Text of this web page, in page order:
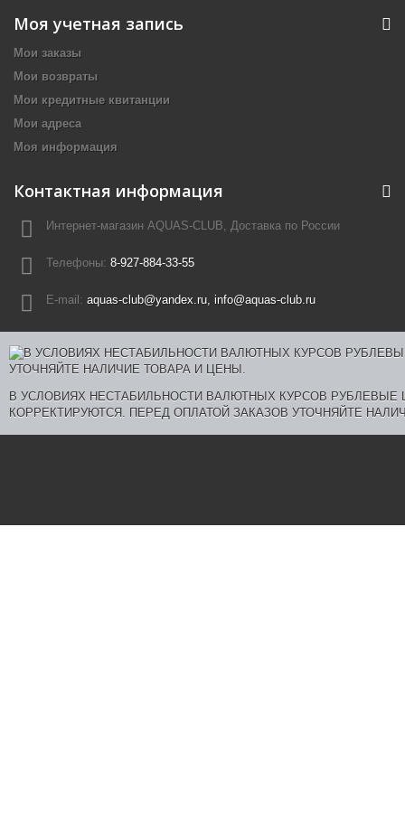
Моя учетная запись
Мои заказы
Мои возвраты
Мои кредитные квитанции
Мои адреса
Моя информация
Контактная информация
Интернет-магазин AQUAS-CLUB, Доставка по России
Телефоны: 8-927-884-33-55
E-mail: aquas-club@yandex.ru, info@aquas-club.ru
В УСЛОВИЯХ НЕСТАБИЛЬНОСТИ ВАЛЮТНЫХ КУРСОВ
КОРРЕКТИРУЮТСЯ. ПЕРЕД ОПЛАТОЙ ЗАКАЗОВ УТОЧНЯЙТЕ